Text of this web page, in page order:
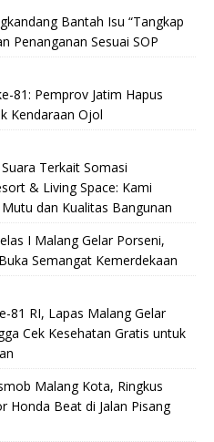
Bantah Isu “Tangkap
Penanganan Sesuai SOP
81: Pemprov Jatim Hapus
Kendaraan Ojol
Terkait Somasi
& Living Space: Kami
dan Kualitas Bangunan
I Malang Gelar Porseni,
Semangat Kemerdekaan
81 RI, Lapas Malang Gelar
Cek Kesehatan Gratis untuk
Malang Kota, Ringkus
Honda Beat di Jalan Pisang